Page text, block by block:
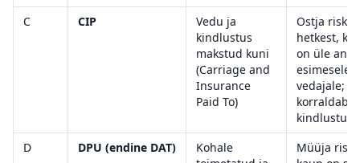
C
CIP
Vedu ja
kindlustus
makstud kuni
(Carriage and
Insurance
Paid To)
Ostja risk
hetkest,
on üle
esimesele
vedajale;
korraldab
kindlustuse
D
DPU (endine DAT)
Kohale
Müüja risk